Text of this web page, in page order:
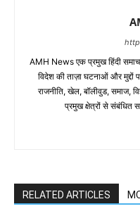
AMH News एक प्रमुख हिंदी
विदेश की ताज़ा घटनाओं और मुद्दों
राजनीति, खेल, बॉलीवुड, समाज,
प्रमुख क्षेत्रों से संबंधित
RELATED ARTICLES